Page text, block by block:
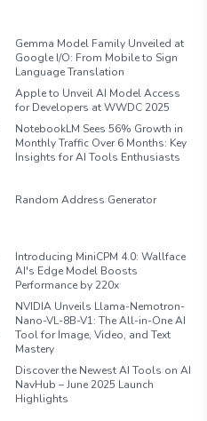
Gemma Model Family Unveiled at
Google I/O: From Mobile to Sign
Language Translation
Apple to Unveil AI Model Access
for Developers at WWDC 2025
NotebookLM Sees 56% Growth in
Monthly Traffic Over 6 Months: Key
Insights for AI Tools Enthusiasts
Random Address Generator
Introducing MiniCPM 4.0: Wallface
AI's Edge Model Boosts
Performance by 220x
NVIDIA Unveils Llama-Nemotron-
Nano-VL-8B-V1: The All-in-One AI
Tool for Image, Video, and Text
Mastery
Discover the Newest AI Tools on AI
NavHub – June 2025 Launch
Highlights